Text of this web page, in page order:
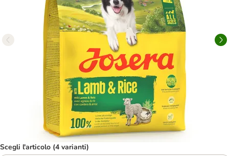
Scegli l'articolo (4 varianti)